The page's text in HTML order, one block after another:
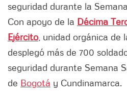
seguridad durante la
Con apoyo de la Décima
Ejército , unidad orgánica
desplegó más de 700
seguridad durante Semana
de Bogotá y Cundinamarca.